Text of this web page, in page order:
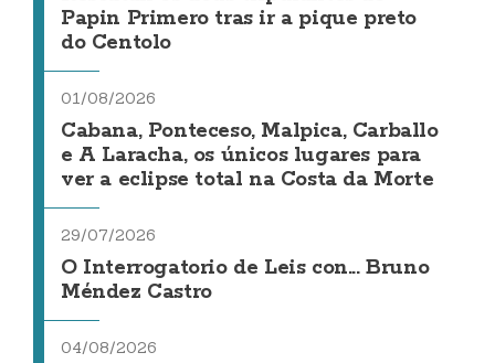
Papin Primero tras ir a pique preto
do Centolo
01/08/2026
Cabana, Ponteceso, Malpica, Carballo
e A Laracha, os únicos lugares para
ver a eclipse total na Costa da Morte
29/07/2026
O Interrogatorio de Leis con... Bruno
Méndez Castro
04/08/2026